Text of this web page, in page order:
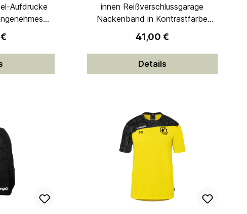
Aufdrucke
Polyester
Preis:
innen Reißverschlussgarage
Nackenband in Kontrastfarbe
Einfassband an Ärmel und Saum
Stehkragen 100% Polyester
(recycelt)
Regulärer Preis:
41,00 €
Details